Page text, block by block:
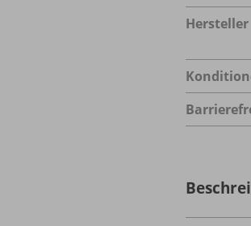
Hersteller